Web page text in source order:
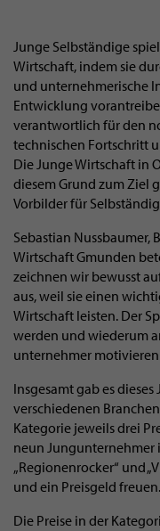
Junge Selbständige
Wirtschaft, indem sie
und unternehmerische
Entwicklung
verantwortlich für den
technischen Fortschritt
Die Junge Wirtschaft in
diesem Grund zum Ziel
Vorbilder für
Sebastian Nussbaumer,
Wirtschaft Gmunden
zeichnen wir bewusst
aus, weil sie einen
Wirtschaft leisten. Der
werden und wiederum
unternehmer motivieren
Insgesamt gab es
verschiedenen
Kategorie jeweils drei
neun Jungunternehmer
„Regionenrocker“ und
und ein Preisgeld freuen.
Die Preise in der